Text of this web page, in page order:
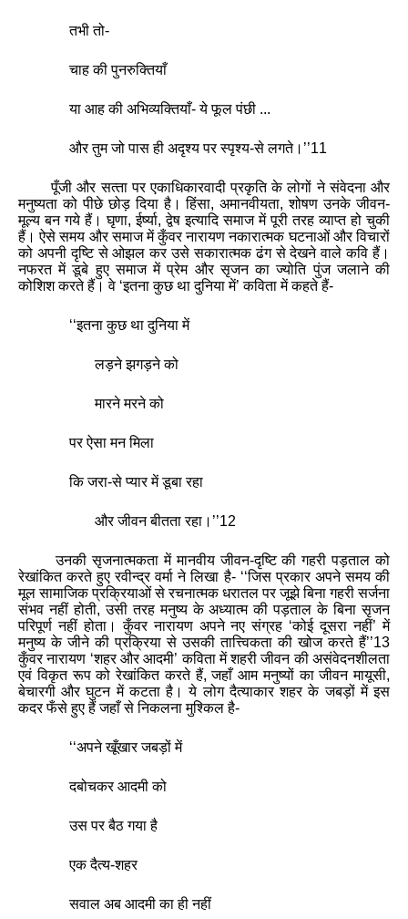
तभी तो-
चाह की पुनरुक्तियाँ
या आह की अभिव्‍यक्तियाँ- ये फूल पंछी ...
और तुम जो पास ही अदृश्‍य पर स्‍पृश्‍य-से लगते। ’’11
पूँजी और सत्‍ता पर एकाधिकारवादी प्रकृति के लोगों ने संवेदना और
मनुष्‍यता को पीछे छोड़ दिया है। हिंसा,अमानवीयता,शोषण उनके जीवन-
मूल्‍य बन गये हैं। घृणा,ईर्ष्‍या,द्वेष इत्यादि समाज में पूरी तरह व्याप्त हो चुकी
हैं। ऐसे समय और समाज में कुँवर नारायण नकारात्‍मक घटनाओं और विचारों
को अपनी दृष्टि से ओझल कर उसे सकारात्‍मक ढंग से देखने वाले कवि हैं।
नफरत में डूबे हुए समाज में प्रेम और सृजन का ज्‍योति पुंज जलाने की
कोशिश करते हैं। वे ‘इतना कुछ था दुनिया में’कविता में कहते हैं-
‘‘इतना कुछ था दुनिया में
लड़ने झगड़ने को
मारने मरने को
पर ऐसा मन मिला
कि जरा-से प्‍यार में डूबा रहा
और जीवन बीतता रहा। ’’12
उनकी सृजनात्‍मकता में मानवीय जीवन-दृष्टि की गहरी पड़ताल को
रेखांकित करते हुए रवीन्‍द्र वर्मा ने लिखा है- ‘‘जिस प्रकार अपने समय की
मूल सामाजिक प्रक्रियाओं से रचनात्‍मक धरातल पर जूझे बिना गहरी सर्जना
संभव नहीं होती,उसी तरह मनुष्‍य के अध्‍यात्‍म की पड़ताल के बिना सृजन
परिपूर्ण नहीं होता। कुँवर नारायण अपने नए संग्रह ‘कोई दूसरा नहीं’में
मनुष्‍य के जीने की प्रक्रिया से उसकी तात्त्विकता की खोज करते हैं’’13
कुँवर नारायण ‘शहर और आदमी’कविता में शहरी जीवन की असंवेदनशीलता
एवं विकृत रूप को रेखांकित करते हैं,जहाँ आम मनुष्‍यों का जीवन मायूसी,
बेचारगी और घुटन में कटता है। ये लोग दैत्‍याकार शहर के जबड़ों में इस
कदर फँसे हुए हैं जहाँ से निकलना मुश्किल है-
‘‘अपने खूँखार जबड़ों में
दबोचकर आदमी को
उस पर बैठ गया है
एक दैत्‍य-शहर
सवाल अब आदमी का ही नहीं